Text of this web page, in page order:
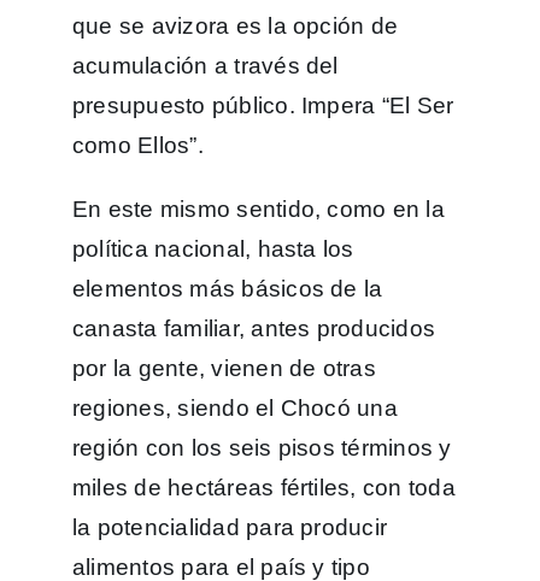
que se avizora es la opción de
acumulación a través del
presupuesto público. Impera “El Ser
como Ellos”.
En este mismo sentido, como en la
política nacional, hasta los
elementos más básicos de la
canasta familiar, antes producidos
por la gente, vienen de otras
regiones, siendo el Chocó una
región con los seis pisos términos y
miles de hectáreas fértiles, con toda
la potencialidad para producir
alimentos para el país y tipo